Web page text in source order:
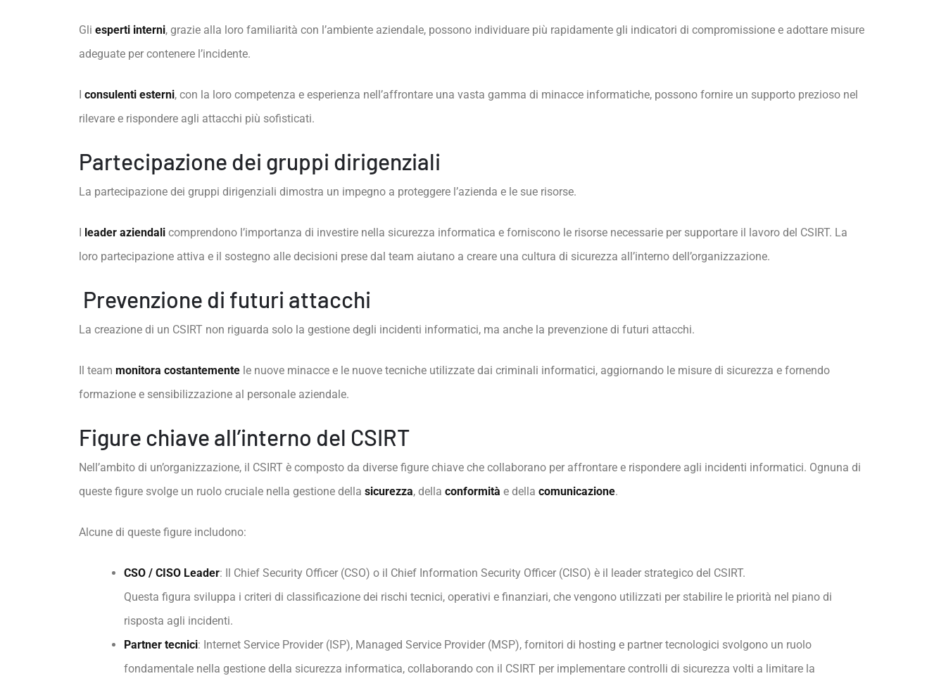
Gli esperti interni, grazie alla loro familiarità con l’ambiente aziendale, possono individuare più rapidamente gli indicatori di compromissione e adottare misure
adeguate per contenere l’incidente.
I consulenti esterni, con la loro competenza e esperienza nell’affrontare una vasta gamma di minacce informatiche, possono fornire un supporto prezioso nel
rilevare e rispondere agli attacchi più sofisticati.
Partecipazione dei gruppi dirigenziali
La partecipazione dei gruppi dirigenziali dimostra un impegno a proteggere l’azienda e le sue risorse.
I leader aziendali comprendono l’importanza di investire nella sicurezza informatica e forniscono le risorse necessarie per supportare il lavoro del CSIRT. La
loro partecipazione attiva e il sostegno alle decisioni prese dal team aiutano a creare una cultura di sicurezza all’interno dell’organizzazione.
Prevenzione di futuri attacchi
La creazione di un CSIRT non riguarda solo la gestione degli incidenti informatici, ma anche la prevenzione di futuri attacchi.
Il team monitora costantemente le nuove minacce e le nuove tecniche utilizzate dai criminali informatici, aggiornando le misure di sicurezza e fornendo
formazione e sensibilizzazione al personale aziendale.
Figure chiave all’interno del CSIRT
Nell’ambito di un’organizzazione, il CSIRT è composto da diverse figure chiave che collaborano per affrontare e rispondere agli incidenti informatici. Ognuna di
queste figure svolge un ruolo cruciale nella gestione della sicurezza, della conformità e della comunicazione.
Alcune di queste figure includono:
CSO / CISO Leader: Il Chief Security Officer (CSO) o il Chief Information Security Officer (CISO) è il leader strategico del CSIRT.
Questa figura sviluppa i criteri di classificazione dei rischi tecnici, operativi e finanziari, che vengono utilizzati per stabilire le priorità nel piano di
risposta agli incidenti.
Partner tecnici: Internet Service Provider (ISP), Managed Service Provider (MSP), fornitori di hosting e partner tecnologici svolgono un ruolo
fondamentale nella gestione della sicurezza informatica, collaborando con il CSIRT per implementare controlli di sicurezza volti a limitare la